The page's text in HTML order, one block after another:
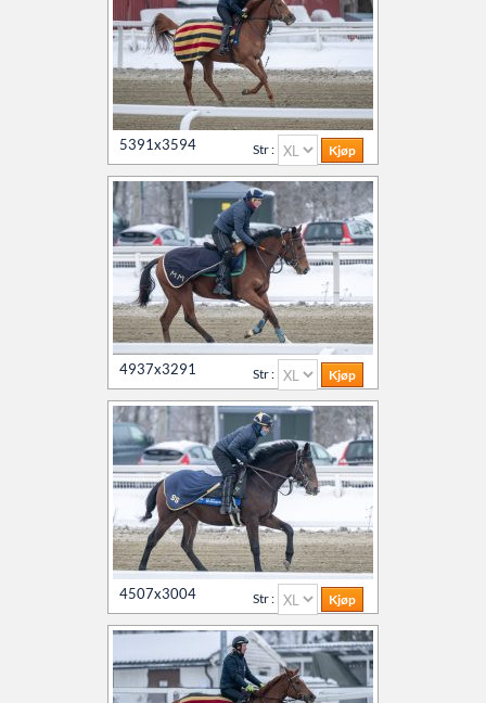
5391x3594 Str :
4937x3291 Str :
4507x3004 Str :